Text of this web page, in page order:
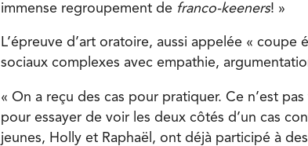
immense regroupement de franco-keeners! »
L’épreuve d’art oratoire, aussi appelée «
sociaux complexes avec empathie,
« On a reçu des cas pour pratiquer. Ce n’est
pour essayer de voir les deux côtés d’un cas
jeunes, Holly et Raphaël, ont déjà participé à